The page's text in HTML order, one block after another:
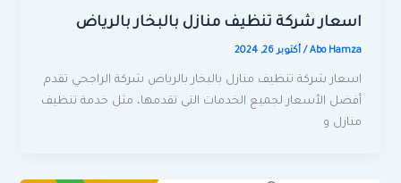
اسعار شركة تنظيف منازل بالبخار بالرياض
Abo Hamza
/أكتوبر 26, 2024
اسعار شركة تنظيف منازل بالبخار بالرياض شركة الراجحي تقدم
أفضل الأسعار لجميع الخدمات التى تقدمها، مثل خدمة تنظيف
منازل و